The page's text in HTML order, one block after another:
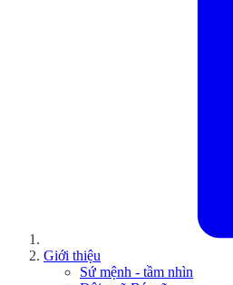
Giới thiệu
Sứ mệnh - tầm nhìn